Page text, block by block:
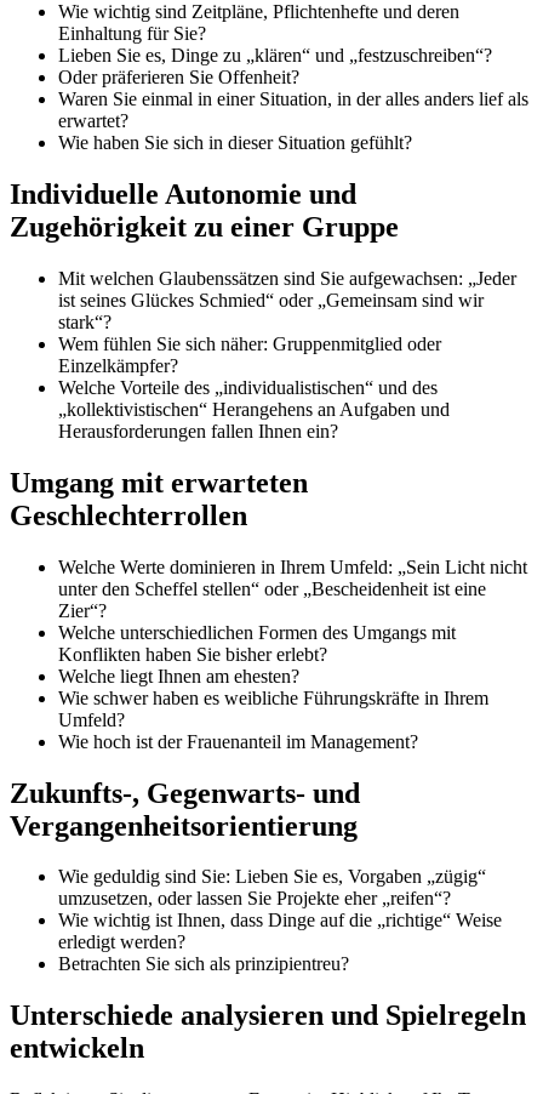
Wie wichtig sind Zeitpläne, Pflichtenhefte und deren
Einhaltung für Sie?
Lieben Sie es, Dinge zu „klären“ und „festzuschreiben“?
Oder präferieren Sie Offenheit?
Waren Sie einmal in einer Situation, in der alles anders lief als
erwartet?
Wie haben Sie sich in dieser Situation gefühlt?
Individuelle Autonomie und
Zugehörigkeit zu einer Gruppe
Mit welchen Glaubenssätzen sind Sie aufgewachsen: „Jeder
ist seines Glückes Schmied“ oder „Gemeinsam sind wir
stark“?
Wem fühlen Sie sich näher: Gruppenmitglied oder
Einzelkämpfer?
Welche Vorteile des „individualistischen“ und des
„kollektivistischen“ Herangehens an Aufgaben und
Herausforderungen fallen Ihnen ein?
Umgang mit erwarteten
Geschlechterrollen
Welche Werte dominieren in Ihrem Umfeld: „Sein Licht nicht
unter den Scheffel stellen“ oder „Bescheidenheit ist eine
Zier“?
Welche unterschiedlichen Formen des Umgangs mit
Konflikten haben Sie bisher erlebt?
Welche liegt Ihnen am ehesten?
Wie schwer haben es weibliche Führungskräfte in Ihrem
Umfeld?
Wie hoch ist der Frauenanteil im Management?
Zukunfts-, Gegenwarts- und
Vergangenheitsorientierung
Wie geduldig sind Sie: Lieben Sie es, Vorgaben „zügig“
umzusetzen, oder lassen Sie Projekte eher „reifen“?
Wie wichtig ist Ihnen, dass Dinge auf die „richtige“ Weise
erledigt werden?
Betrachten Sie sich als prinzipientreu?
Unterschiede analysieren und Spielregeln
entwickeln